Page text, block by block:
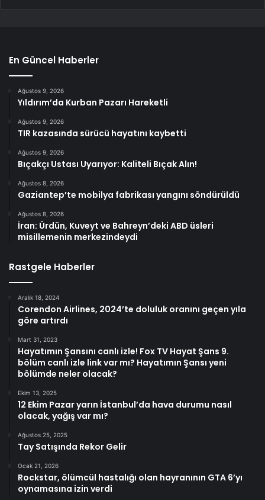
En Güncel Haberler
Ağustos 9, 2026
Yıldırım’da Kurban Pazarı Hareketli
Ağustos 9, 2026
TIR kazasında sürücü hayatını kaybetti
Ağustos 9, 2026
Bıçakçı Ustası Uyarıyor: Kaliteli Bıçak Alın!
Ağustos 8, 2026
Gaziantep’te mobilya fabrikası yangını söndürüldü
Ağustos 8, 2026
İran: Ürdün, Kuveyt ve Bahreyn’deki ABD üsleri
misillemenin merkezindeydi
Rastgele Haberler
Aralık 18, 2024
Corendon Airlines, 2024’te doluluk oranını geçen yıla
göre artırdı
Mart 31, 2023
Hayatımın Şansını canlı izle! Fox TV Hayat Şans 9.
bölüm canlı izle link var mı? Hayatımın Şansı yeni
bölümde neler olacak?
Ekim 13, 2025
12 Ekim Pazar yarın İstanbul’da hava durumu nasıl
olacak, yağış var mı?
Ağustos 25, 2025
Tay Satışında Rekor Gelir
Ocak 21, 2026
Rockstar, ölümcül hastalığı olan hayranının GTA 6’yı
oynamasına izin verdi